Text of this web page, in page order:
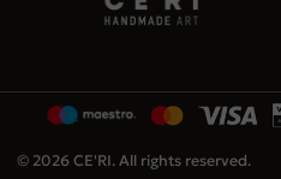
© 2026 CE'RI. All rights reserved.